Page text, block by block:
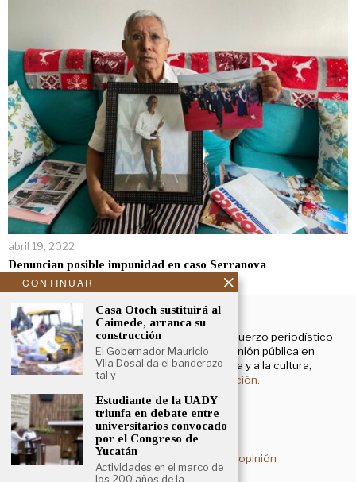
abril 19, 2022
Denuncian posible impunidad en caso Serranova
NOSOTROS
El Cronista Yucatán es un esfuerzo periodístico
enfocado a contribuir a la opinión pública en
temas que atañen a la política y a la cultura,
principalmente.
Más información.
Aviso de privacidad
Deslinde sobre contenidos de opinión
CONTINUAR
Casa Otoch sustituirá al
Caimede, arranca su
construcción
El Gobernador Mauricio
Vila Dosal da el banderazo
tal y
Estudiante de la UADY
triunfa en debate entre
universitarios convocado
por el Congreso de
Yucatán
Actividades en el marco de
los 200 años de la